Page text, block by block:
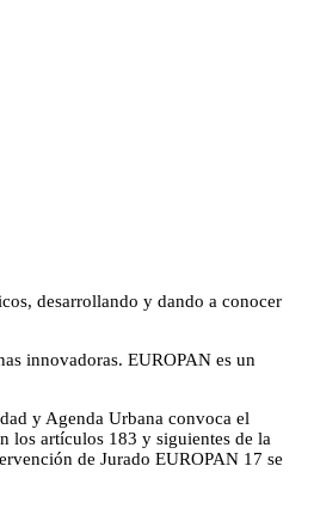
desarrollando y dando a conocer
innovadoras. EUROPAN es un
y Agenda Urbana convoca el
los artículos 183 y siguientes de la
de Jurado EUROPAN 17 se